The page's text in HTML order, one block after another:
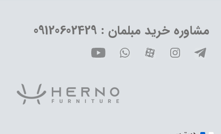
مشاوره خرید مبلمان : 09120602429